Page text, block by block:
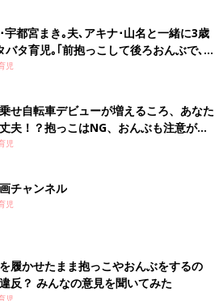
宇都宮まき｡夫､アキナ･山名と一緒に3歳
バタ育児｡｢前抱っこして後ろおんぶで､犬
る人見たことない｣
児
せ自転車デビューが増えるころ、あなた
夫！？抱っこはNG、おんぶも注意が必
に学ぼう【小児科医】
児
チャンネル
児
履かせたまま抱っこやおんぶをするの
反？ みんなの意見を聞いてみた